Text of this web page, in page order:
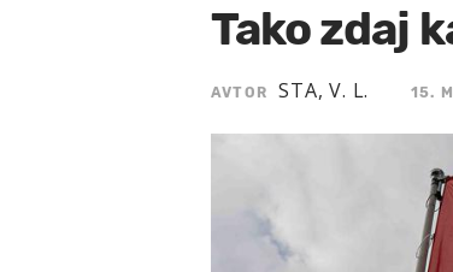
Tako zdaj
AVTOR STA, V. L. 15.